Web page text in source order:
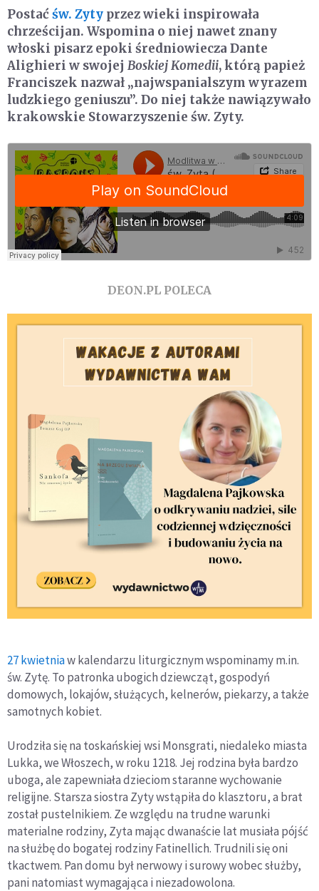
Postać św. Zyty przez wieki inspirowała
chrześcijan. Wspomina o niej nawet znany
włoski pisarz epoki średniowiecza Dante
Alighieri w swojej Boskiej Komedii, którą papież
Franciszek nazwał „najwspanialszym wyrazem
ludzkiego geniuszu”. Do niej także nawiązywało
krakowskie Stowarzyszenie św. Zyty.
DEON.PL POLECA
27 kwietniaw kalendarzu liturgicznym wspominamy m.in.
św. Zytę. To patronka ubogich dziewcząt, gospodyń
domowych, lokajów, służących, kelnerów, piekarzy, a także
samotnych kobiet.
Urodziła się na toskańskiej wsi Monsgrati, niedaleko miasta
Lukka, we Włoszech, w roku 1218. Jej rodzina była bardzo
uboga, ale zapewniała dzieciom staranne wychowanie
religijne. Starsza siostra Zyty wstąpiła do klasztoru, a brat
został pustelnikiem. Ze względu na trudne warunki
materialne rodziny, Zyta mając dwanaście lat musiała pójść
na służbę do bogatej rodziny Fatinellich. Trudnili się oni
tkactwem. Pan domu był nerwowy i surowy wobec służby,
pani natomiast wymagająca i niezadowolona.